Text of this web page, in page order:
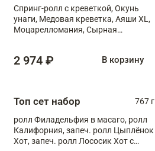
Спринг-ролл с креветкой, Окунь
унаги, Медовая креветка, Аяши XL,
Моцарелломания, Сырная
2 974 ₽ В корзину
Топ сет набор
767 г
ролл Филадельфия в масаго, ролл
Калифорния, запеч. ролл Цыплёнок
Хот, запеч. ролл Лососик Хот с